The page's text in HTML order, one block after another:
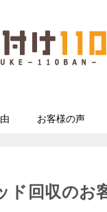
お客様の声
ド回収のお